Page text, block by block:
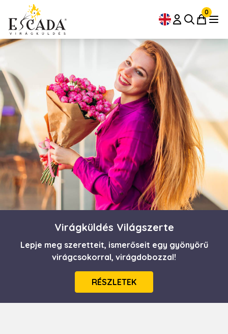
0
Virágküldés Világszerte
Lepje meg szeretteit, ismerőseit egy gyönyörű
virágcsokorral, virágdobozzal!
RÉSZLETEK